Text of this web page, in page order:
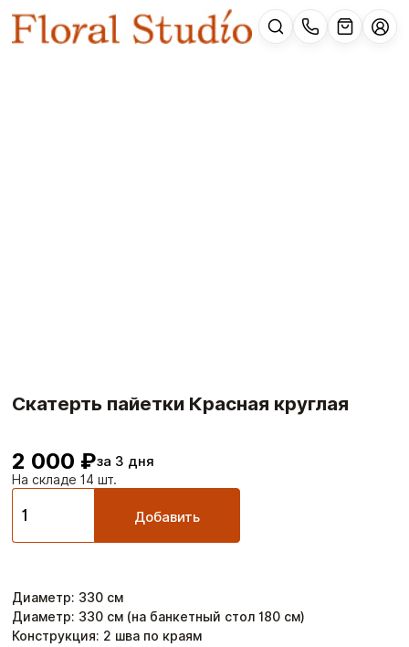
Скатерть пайетки Красная круглая
2 000 ₽за 3 дня
На складе 14 шт.
Добавить
Диаметр: 330 см
Диаметр: 330 см (на банкетный стол 180 см)
Конструкция: 2 шва по краям